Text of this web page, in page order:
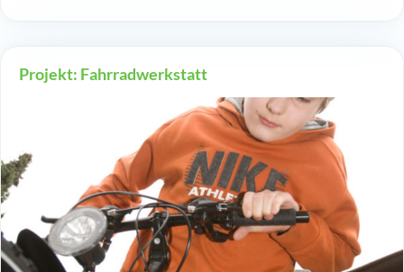
Projekt: Fahrradwerkstatt